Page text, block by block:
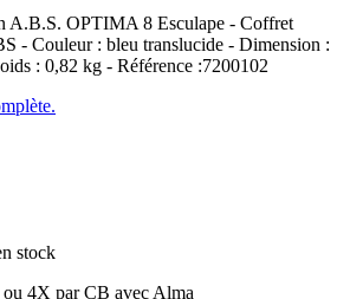
A.B.S. OPTIMA 8 Esculape - Coffret
- Couleur : bleu translucide - Dimension :
: 0,82 kg - Référence :7200102
stock
4X par CB avec Alma